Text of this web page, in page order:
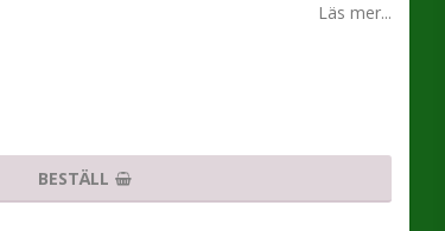
Läs mer...
BESTÄLL